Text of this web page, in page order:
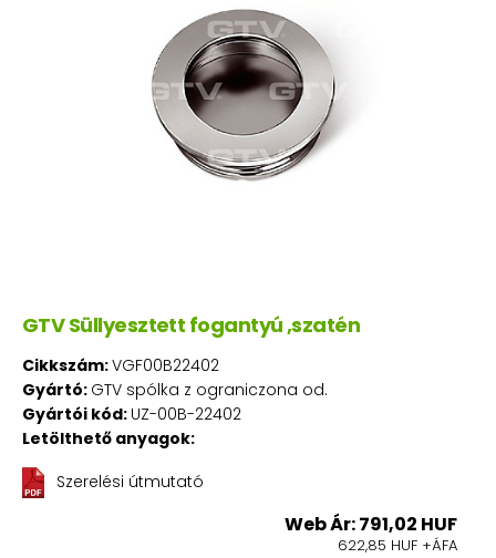
GTV Süllyesztett fogantyú ,szatén
Cikkszám:VGF00B22402
Gyártó: GTV spólka z ograniczona od.
Gyártói kód: UZ-00B-22402
Letölthető anyagok:
Szerelési útmutató
Web Ár: 791,02 HUF
622,85 HUF +ÁFA